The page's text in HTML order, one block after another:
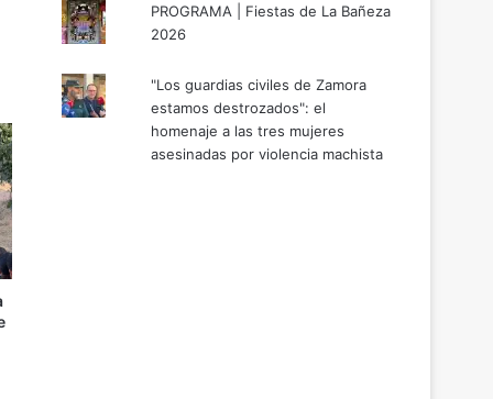
PROGRAMA | Fiestas de La Bañeza
2026
"Los guardias civiles de Zamora
estamos destrozados": el
homenaje a las tres mujeres
asesinadas por violencia machista